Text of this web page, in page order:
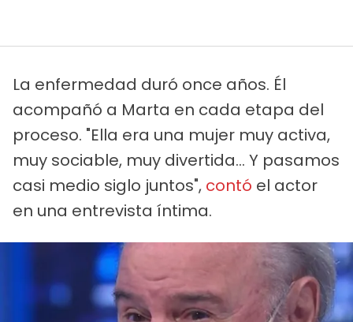
La enfermedad duró once años. Él
acompañó a Marta en cada etapa del
proceso. "Ella era una mujer muy activa,
muy sociable, muy divertida... Y pasamos
casi medio siglo juntos", contó el actor
en una entrevista íntima.